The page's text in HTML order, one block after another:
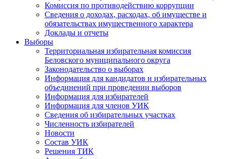
Комиссия по противодействию коррупции
Сведения о доходах, расходах, об имуществе и
обязательствах имущественного характера
Доклады и отчеты
Выборы
Территориальная избирательная комиссия
Беловского муниципального округа
Законодательство о выборах
Информация для кандидатов и избирательных
объединений при проведении выборов
Информация для избирателей
Информация для членов УИК
Сведения об избирательных участках
Численность избирателей
Новости
Состав УИК
Решения ТИК